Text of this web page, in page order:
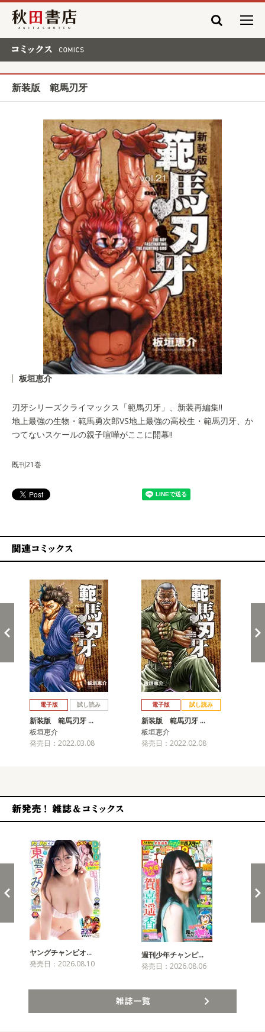
秋田書店
新装版 範馬刃牙
板垣恵介
刃牙シリーズクライマックス「範馬刃牙」、新装再編集!!
地上最強の生物・範馬勇次郎VS地上最強の高校生・範馬刃牙、か
つてないスケールの親子喧嘩がここに開幕!!
既刊21巻
電子版 試し読み
新装版 範馬刃牙 …
板垣恵介
発売日：2022.03.08
電子版 試し読み
新装版 範馬刃牙 …
板垣恵介
発売日：2022.02.08
ヤングチャンピオ…
発売日：2026.08.10
週刊少年チャンピ…
発売日：2026.08.06